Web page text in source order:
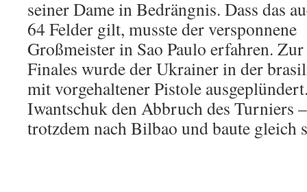
seiner Dame in Bedrängnis. Dass das
64 Felder gilt, musste der versponnene
Großmeister in Sao Paulo erfahren.
Finales wurde der Ukrainer in der
mit vorgehaltener Pistole
Iwantschuk den Abbruch des Turniers
trotzdem nach Bilbao und baute gleich